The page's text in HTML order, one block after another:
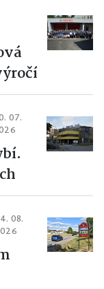
07.
08.